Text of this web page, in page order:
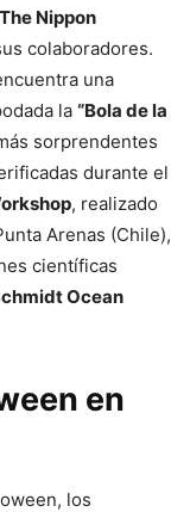
The Nippon
colaboradores.
una
la “Bola de la
sorprendentes
durante el
, realizado
Arenas (Chile),
científicas
Ocean
en
los